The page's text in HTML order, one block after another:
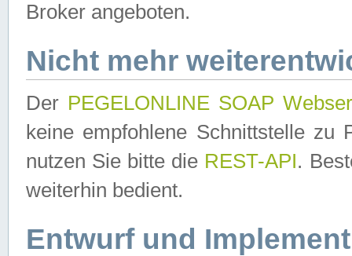
Broker angeboten.
Nicht mehr
Der PEGELONLINE SOAP
keine empfohlene Schnittstelle zu
nutzen Sie bitte die REST-API.
weiterhin bedient.
Entwurf und